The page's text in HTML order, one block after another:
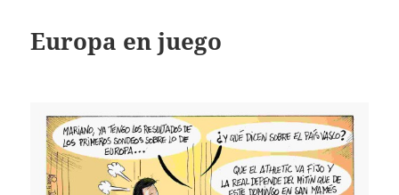
Europa en juego